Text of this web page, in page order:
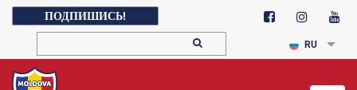
ПОДПИШИСЬ!
RU